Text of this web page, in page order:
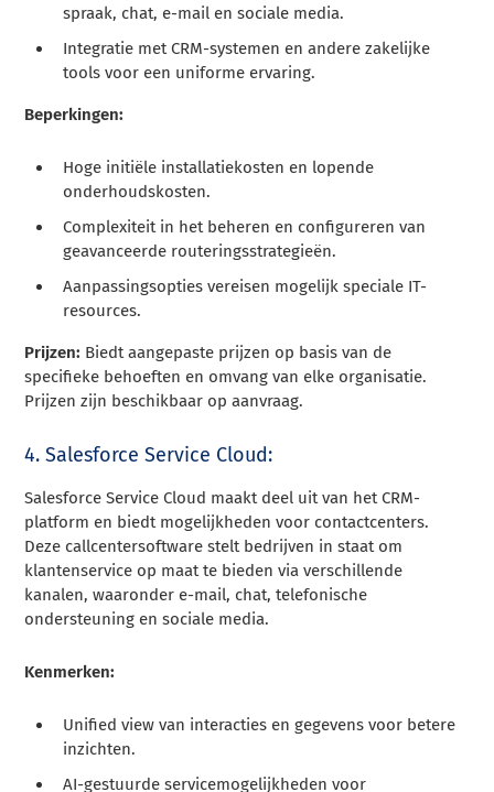
spraak, chat, e-mail en sociale media.
Integratie met CRM-systemen en andere zakelijke
tools voor een uniforme ervaring.
Beperkingen:
Hoge initiële installatiekosten en lopende
onderhoudskosten.
Complexiteit in het beheren en configureren van
geavanceerde routeringsstrategieën.
Aanpassingsopties vereisen mogelijk speciale IT-
resources.
Prijzen: Biedt aangepaste prijzen op basis van de
specifieke behoeften en omvang van elke organisatie.
Prijzen zijn beschikbaar op aanvraag.
4. Salesforce Service Cloud:
Salesforce Service Cloud maakt deel uit van het CRM-
platform en biedt mogelijkheden voor contactcenters.
Deze callcentersoftware stelt bedrijven in staat om
klantenservice op maat te bieden via verschillende
kanalen, waaronder e-mail, chat, telefonische
ondersteuning en sociale media.
Kenmerken:
Unified view van interacties en gegevens voor betere
inzichten.
AI-gestuurde servicemogelijkheden voor